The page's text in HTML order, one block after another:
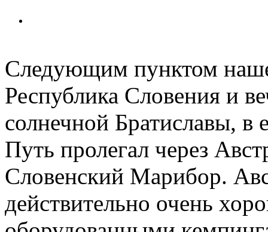
Следующим пунктом
Республика Словения и
солнечной Братиславы, в
Путь пролегал через
Словенский Марибор.
действительно очень